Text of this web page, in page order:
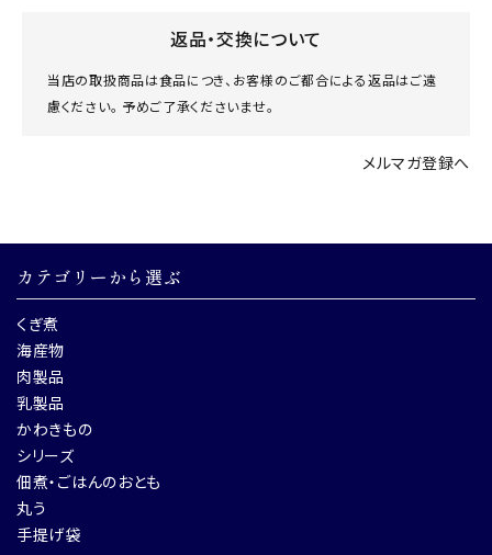
返品・交換について
当店の取扱商品は食品につき、お客様のご都合による返品はご遠
慮ください。 予めご了承くださいませ。
メルマガ登録へ
カテゴリーから選ぶ
くぎ煮
海産物
肉製品
乳製品
かわきもの
シリーズ
佃煮・ごはんのおとも
丸う
手提げ袋